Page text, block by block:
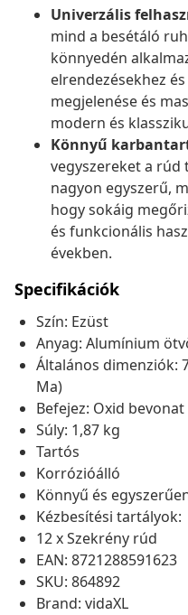
Univerzális
mind a besétáló
könnyedén
elrendezésekhez
megjelenése és
modern és
Könnyű
vegyszereket a rúd
nagyon egyszerű,
hogy sokáig
és funkcionális
években.
Specifikációk
Szín: Ezüst
Anyag: Alumínium
Általános dimenziók:
Ma)
Befejez: Oxid bevonat
Súly: 1,87 kg
Tartós
Korrózióálló
Könnyű és
Kézbesítési tartályok:
12 x Szekrény rúd
EAN: 8721288591623
SKU: 864892
Brand: vidaXL